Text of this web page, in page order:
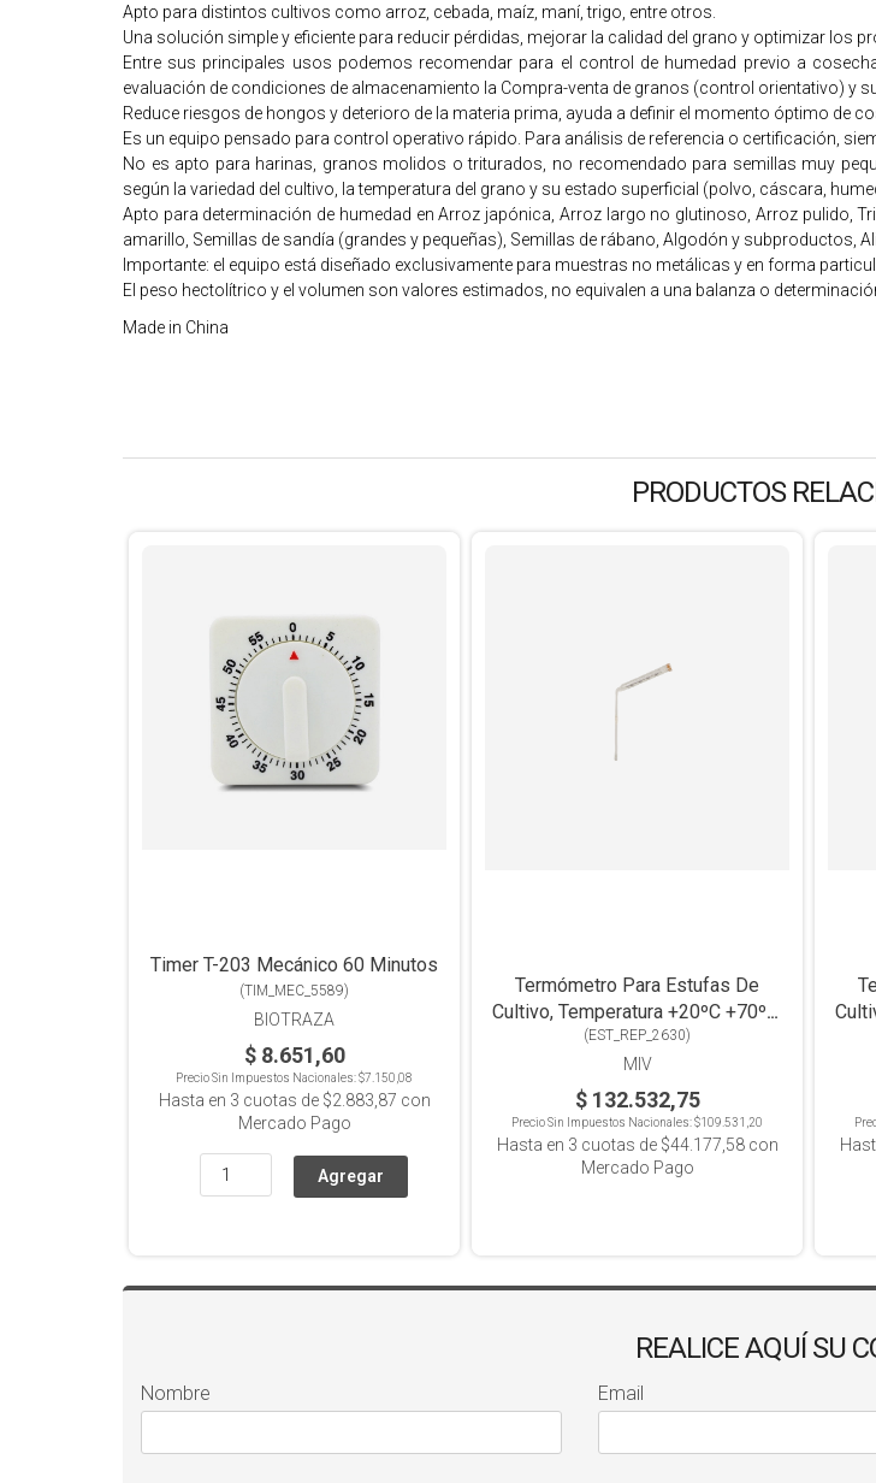
Apto para distintos cultivos como arroz, cebada, maíz, maní, trigo, entre otros.
Una solución simple y eficiente para reducir pérdidas, mejorar la calidad del grano y optimizar los
Entre sus principales usos podemos recomendar para el control de humedad previo a
evaluación de condiciones de almacenamiento la Compra-venta de granos (control orientativo) y
Reduce riesgos de hongos y deterioro de la materia prima, ayuda a definir el momento óptimo de
Es un equipo pensado para control operativo rápido. Para análisis de referencia o certificación,
No es apto para harinas, granos molidos o triturados, no recomendado para semillas muy
según la variedad del cultivo, la temperatura del grano y su estado superficial (polvo, cáscara,
Apto para determinación de humedad en Arroz japónica, Arroz largo no glutinoso, Arroz pulido,
amarillo, Semillas de sandía (grandes y pequeñas), Semillas de rábano, Algodón y subproductos,
Importante: el equipo está diseñado exclusivamente para muestras no metálicas y en forma
El peso hectolítrico y el volumen son valores estimados, no equivalen a una balanza o
Made in China
PRODUCTOS
Timer T-203 Mecánico 60 Minutos
(TIM_MEC_5589)
BIOTRAZA
$ 8.651,60
Precio Sin Impuestos Nacionales:$7.150,08
Hasta en 3 cuotas de $2.883,87 con
Mercado Pago
Termómetro Para Estufas De
Cultivo, Temperatura +20ºC +70ºC,
Ángulo Abierto
(EST_REP_2630)
MIV
$ 132.532,75
Precio Sin Impuestos Nacionales:$109.531,20
Hasta en 3 cuotas de $44.177,58con
Mercado Pago
REALICE AQUÍ SU
Nombre Email